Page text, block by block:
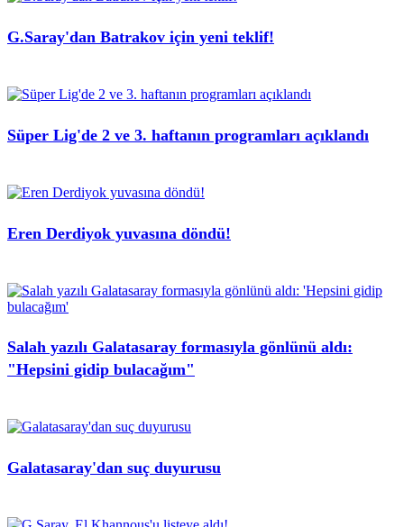
G.Saray'dan Batrakov için yeni teklif!
Süper Lig'de 2 ve 3. haftanın programları açıklandı
Eren Derdiyok yuvasına döndü!
Salah yazılı Galatasaray formasıyla gönlünü aldı:
"Hepsini gidip bulacağım"
Galatasaray'dan suç duyurusu